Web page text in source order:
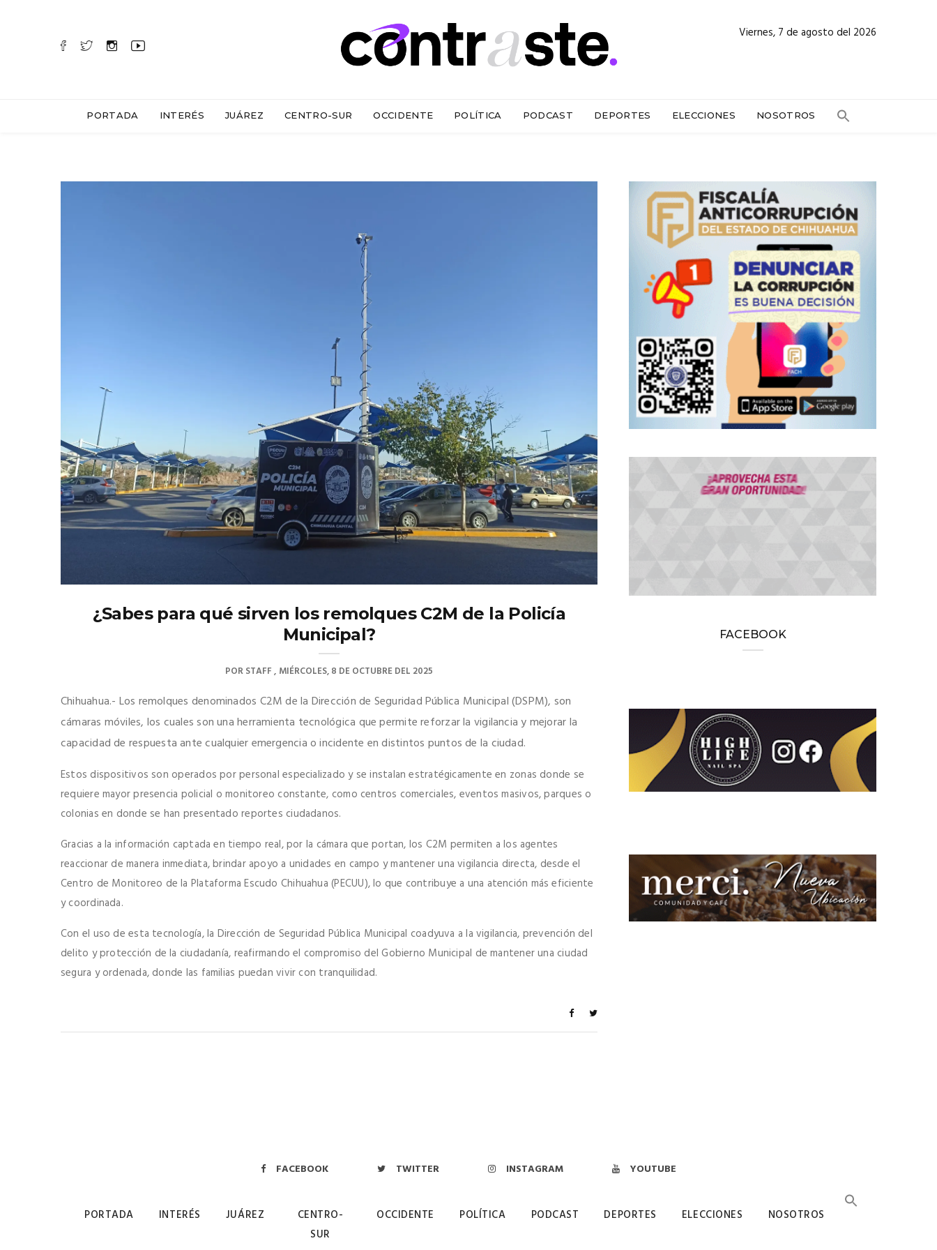
Viernes, 7 de agosto del 2026
PORTADA INTERÉS JUÁREZ CENTRO-SUR OCCIDENTE POLÍTICA PODCAST DEPORTES ELECCIONES NOSOTROS
¿Sabes para qué sirven los remolques C2M de la Policía
Municipal?
PORSTAFF MIÉRCOLES, 8 DE OCTUBRE DEL 2025
Chihuahua.- Los remolques denominados C2M de la Dirección de Seguridad Pública Municipal (DSPM), son
cámaras móviles, los cuales son una herramienta tecnológica que permite reforzar la vigilancia y mejorar la
capacidad de respuesta ante cualquier emergencia o incidente en distintos puntos de la ciudad.
Estos dispositivos son operados por personal especializado y se instalan estratégicamente en zonas donde se
requiere mayor presencia policial o monitoreo constante, como centros comerciales, eventos masivos, parques o
colonias en donde se han presentado reportes ciudadanos.
Gracias a la información captada en tiempo real, por la cámara que portan, los C2M permiten a los agentes
reaccionar de manera inmediata, brindar apoyo a unidades en campo y mantener una vigilancia directa, desde el
Centro de Monitoreo de la Plataforma Escudo Chihuahua (PECUU), lo que contribuye a una atención más eficiente
y coordinada.
Con el uso de esta tecnología, la Dirección de Seguridad Pública Municipal coadyuva a la vigilancia, prevención del
delito y protección de la ciudadanía, reafirmando el compromiso del Gobierno Municipal de mantener una ciudad
segura y ordenada, donde las familias puedan vivir con tranquilidad.
FACEBOOK
FACEBOOK TWITTER INSTAGRAM YOUTUBE
PORTADA INTERÉS JUÁREZ
CENTRO-
SUR
OCCIDENTE POLÍTICA PODCAST DEPORTES ELECCIONES NOSOTROS